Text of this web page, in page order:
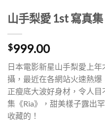
山手梨愛 1st 寫真集
$999.00
日本電影新星山手梨愛上
攝，最近在各網站火速熱
正瘦底大波好身材，令人
集《Ria》，甜美樣子露出
收藏的！